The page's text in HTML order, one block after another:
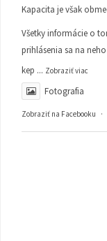
Kapacita je však
Všetky informácie o
prihlásenia sa na
kep ... Zobraziť viac
Fotografia
Zobraziť na Facebooku ·